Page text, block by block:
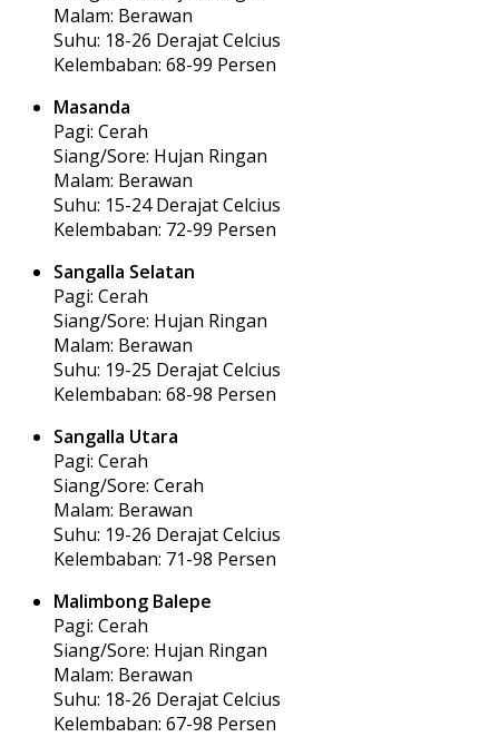
Malam: Berawan
Suhu: 18-26 Derajat Celcius
Kelembaban: 68-99 Persen
Masanda
Pagi: Cerah
Siang/Sore: Hujan Ringan
Malam: Berawan
Suhu: 15-24 Derajat Celcius
Kelembaban: 72-99 Persen
Sangalla Selatan
Pagi: Cerah
Siang/Sore: Hujan Ringan
Malam: Berawan
Suhu: 19-25 Derajat Celcius
Kelembaban: 68-98 Persen
Sangalla Utara
Pagi: Cerah
Siang/Sore: Cerah
Malam: Berawan
Suhu: 19-26 Derajat Celcius
Kelembaban: 71-98 Persen
Malimbong Balepe
Pagi: Cerah
Siang/Sore: Hujan Ringan
Malam: Berawan
Suhu: 18-26 Derajat Celcius
Kelembaban: 67-98 Persen